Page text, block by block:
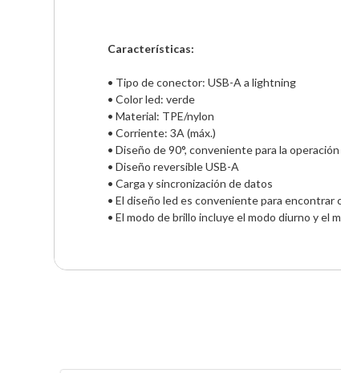
Características:
• Tipo de conector: USB-A a lightning
• Color led: verde
• Material: TPE/nylon
• Corriente: 3A (máx.)
• Diseño de 90°, conveniente para la
• Diseño reversible USB-A
• Carga y sincronización de datos
• El diseño led es conveniente para encontrar
• El modo de brillo incluye el modo diurno y el